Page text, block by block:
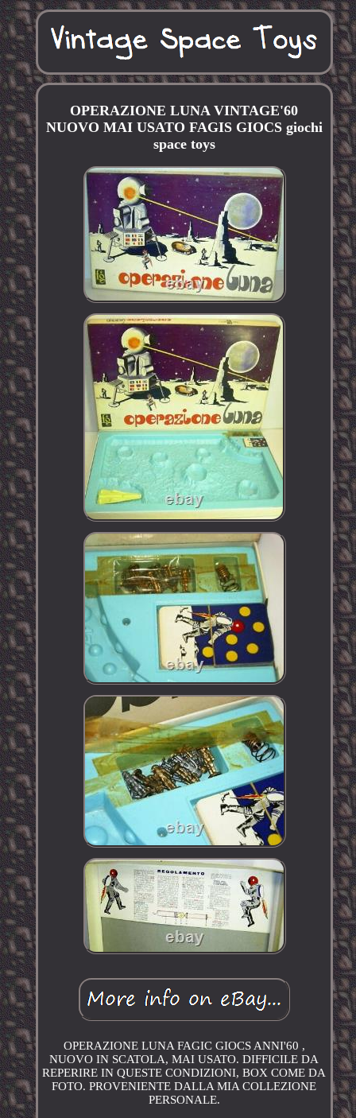
OPERAZIONE LUNA VINTAGE'60
NUOVO MAI USATO FAGIS GIOCS giochi
space toys
OPERAZIONE LUNA FAGIC GIOCS ANNI'60 ,
NUOVO IN SCATOLA, MAI USATO. DIFFICILE DA
REPERIRE IN QUESTE CONDIZIONI, BOX COME DA
FOTO. PROVENIENTE DALLA MIA COLLEZIONE
PERSONALE.